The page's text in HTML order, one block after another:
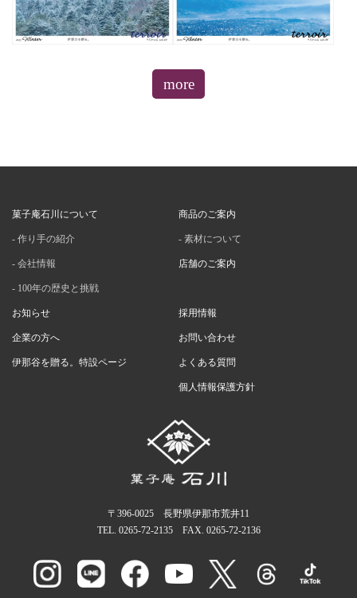
more
菓子庵石川について
作り手の紹介
会社情報
100年の歴史と挑戦
商品のご案内
素材について
店舗のご案内
お知らせ
企業の方へ
伊那谷を贈る。特設ページ
採用情報
お問い合わせ
よくある質問
個人情報保護方針
〒396-0025 長野県伊那市荒井11
TEL. 0265-72-2135FAX. 0265-72-2136